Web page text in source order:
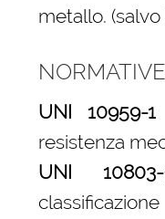
metallo.
NORMATIVE
UNI 10959-1
resistenza
UNI 10803-
classificazione